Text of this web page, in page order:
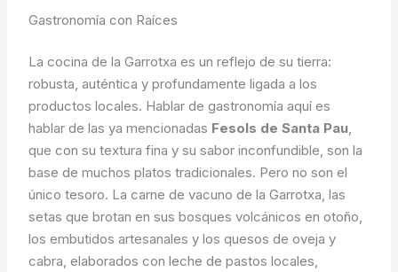
Gastronomía con Raíces
La cocina de la Garrotxa es un reflejo de su tierra:
robusta, auténtica y profundamente ligada a los
productos locales. Hablar de gastronomía aquí es
hablar de las ya mencionadas Fesols de Santa Pau,
que con su textura fina y su sabor inconfundible, son la
base de muchos platos tradicionales. Pero no son el
único tesoro. La carne de vacuno de la Garrotxa, las
setas que brotan en sus bosques volcánicos en otoño,
los embutidos artesanales y los quesos de oveja y
cabra, elaborados con leche de pastos locales,